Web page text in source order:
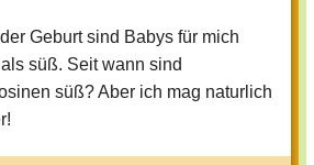
Geburt sind Babys für mich
süß. Seit wann sind
süß? Aber ich mag naturlich